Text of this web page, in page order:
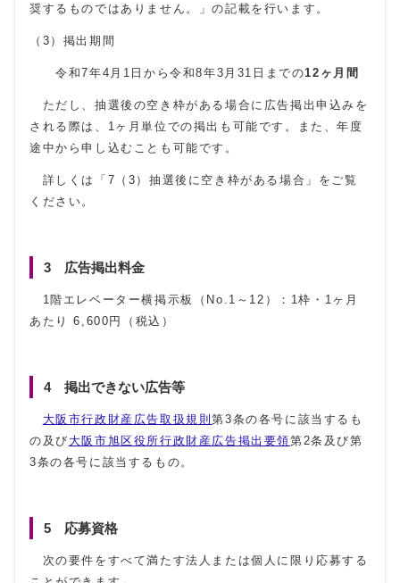
奨するものではありません。」の記載を行います。
（3）掲出期間
令和7年4月1日から令和8年3月31日までの12ヶ月間
ただし、抽選後の空き枠がある場合に広告掲出申込みを
される際は、1ヶ月単位での掲出も可能です。また、年度
途中から申し込むことも可能です。
詳しくは「7（3）抽選後に空き枠がある場合」をご覧
ください。
3 広告掲出料金
1階エレベーター横掲示板（No.1～12）：1枠・1ヶ月
あたり 6,600円（税込）
4 掲出できない広告等
大阪市行政財産広告取扱規則第3条の各号に該当するも
の及び 大阪市旭区役所行政財産広告掲出要領第2条及び第
3条の各号に該当するもの。
5 応募資格
次の要件をすべて満たす法人または個人に限り応募する